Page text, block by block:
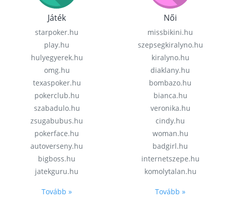
Játék
starpoker.hu
play.hu
hulyegyerek.hu
omg.hu
texaspoker.hu
pokerclub.hu
szabadulo.hu
zsugabubus.hu
pokerface.hu
autoverseny.hu
bigboss.hu
jatekguru.hu
Tovább »
Női
missbikini.hu
szepsegkiralyno.hu
kiralyno.hu
diaklany.hu
bombazo.hu
bianca.hu
veronika.hu
cindy.hu
woman.hu
badgirl.hu
internetszepe.hu
komolytalan.hu
Tovább »